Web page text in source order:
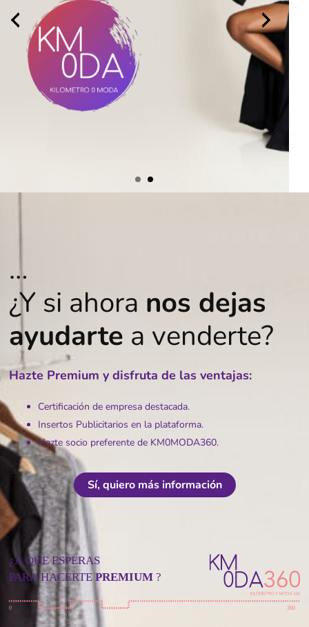
…
¿Y si ahora nos dejas
ayudarte a venderte?
Hazte Premium y disfruta de las ventajas:
Certificación de empresa destacada.
Insertos Publicitarios en la plataforma.
Hazte socio preferente de KM0MODA360.
Sí, quiero más información